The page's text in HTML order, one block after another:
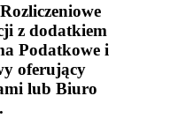
z dodatkiem
Podatkowe i
oferujący
lub Biuro
.